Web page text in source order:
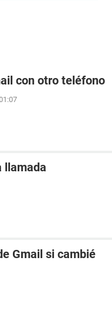
con otro teléfono
llamada
Gmail si cambié